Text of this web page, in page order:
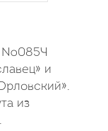
№085Ч
и
из